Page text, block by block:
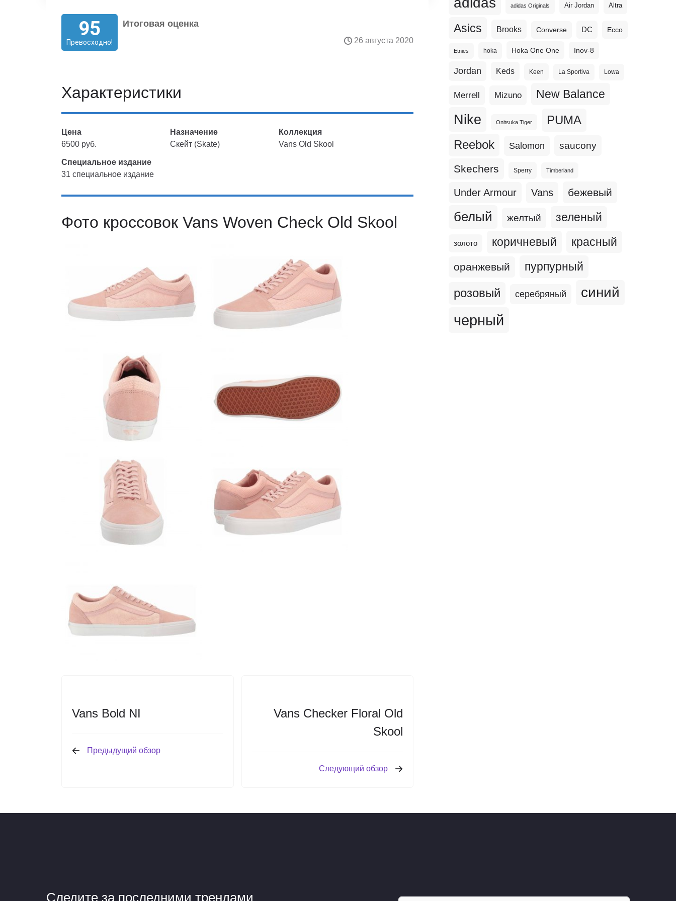
95
Превосходно!
Итоговая оценка
26 августа 2020
Характеристики
Цена
6500 руб.
Назначение
Скейт (Skate)
Коллекция
Vans Old Skool
Специальное издание
31 специальное издание
Фото кроссовок Vans Woven Check Old Skool
Vans Bold NI
Предыдущий обзор
Vans Checker Floral Old
Skool
Следующий обзор
adidas Originals Air Jordan Altra
Asics Brooks Converse DC Ecco
Etnies hoka Hoka One One Inov-8
Jordan Keds Keen La Sportiva Lowa
Merrell Mizuno New Balance
Nike Onitsuka Tiger PUMA
Reebok Salomon saucony
Skechers Sperry Timberland
Under Armour Vans бежевый
белый желтый зеленый
золото коричневый красный
оранжевый пурпурный
розовый серебряный синий
черный
Следите за последними трендами